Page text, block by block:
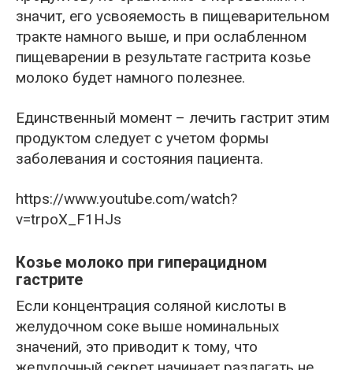
значит, его усвояемость в пищеварительном
тракте намного выше, и при ослабленном
пищеварении в результате гастрита козье
молоко будет намного полезнее.
Единственный момент – лечить гастрит этим
продуктом следует с учетом формы
заболевания и состояния пациента.
https://www.youtube.com/watch?
v=trpoX_F1HJs
Козье молоко при гиперацидном
гастрите
Если концентрация соляной кислоты в
желудочном соке выше номинальных
значений, это приводит к тому, что